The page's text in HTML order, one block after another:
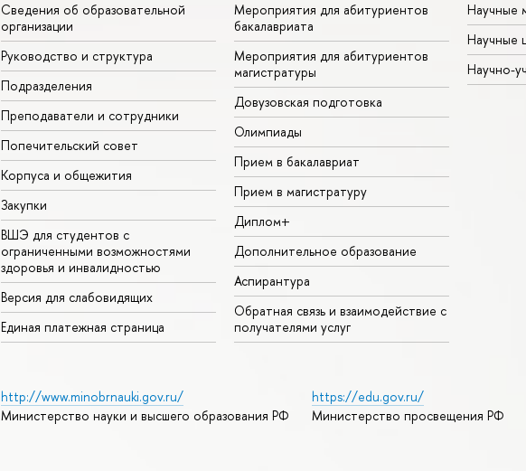
Сведения об образовательной
организации
Руководство и структура
Подразделения
Преподаватели и сотрудники
Попечительский совет
Корпуса и общежития
Закупки
ВШЭ для студентов с
ограниченными возможностями
здоровья и инвалидностью
Версия для слабовидящих
Единая платежная страница
Мероприятия для абитуриентов
бакалавриата
Мероприятия для абитуриентов
магистратуры
Довузовская подготовка
Олимпиады
Прием в бакалавриат
Прием в магистратуру
Диплом+
Дополнительное образование
Аспирантура
Обратная связь и взаимодействие с
получателями услуг
Научные
Научные
Научно-
http://www.minobrnauki.gov.ru/
Министерство науки и высшего образования РФ
https://edu.gov.ru/
Министерство просвещения РФ